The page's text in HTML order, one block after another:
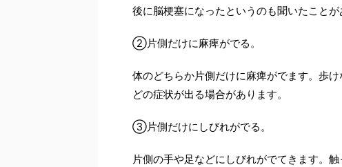
後に脳梗塞になったというのも聞いたことが
②片側だけに麻痺がでる。
体のどちらか片側だけに麻痺がでます。歩
どの症状が出る場合があります。
③片側だけにしびれがでる。
片側の手や足などにしびれがでてきます。